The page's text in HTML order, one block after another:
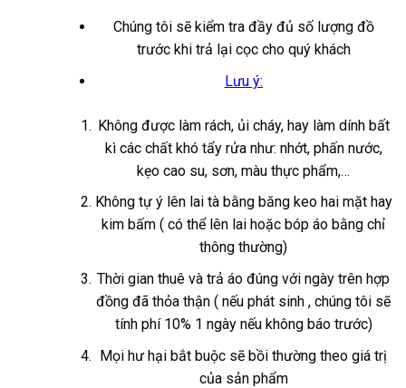
Chúng tôi sẽ kiểm tra đầy đủ số lượng đồ
trước khi trả lại cọc cho quý khách
Lưu ý:
Không được làm rách, ủi cháy, hay làm dính bất
kì các chất khó tẩy rửa như: nhớt, phấn nước,
kẹo cao su, sơn, màu thực phẩm,…
Không tự ý lên lai tà bằng băng keo hai mặt hay
kim bấm ( có thể lên lai hoặc bóp áo bằng chỉ
thông thường)
Thời gian thuê và trả áo đúng với ngày trên hợp
đồng đã thỏa thận ( nếu phát sinh , chúng tôi sẽ
tính phí 10% 1 ngày nếu không báo trước)
Mọi hư hại bắt buộc sẽ bồi thường theo giá trị
của sản phẩm